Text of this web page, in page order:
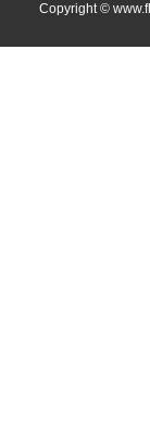
Copyright ©